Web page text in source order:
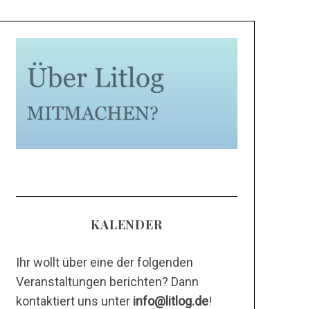
KALENDER
Ihr wollt über eine der folgenden
Veranstaltungen berichten? Dann
kontaktiert uns unter info@litlog.de!